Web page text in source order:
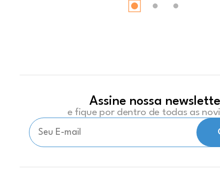
Assine nossa
e fique por dentro de todas as